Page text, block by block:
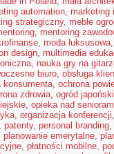
automation, marketing
strategiczny, meble
, mentoring
, moda luksusowa
design, multimedia
, nauka gry na
biuro, obsługa
konsumenta, ochrona
zdrowia, ogród japoński
, opieka nad
, organizacja konferencji
, patenty, personal branding,
planowanie emerytalne,
, płatności mobilne,